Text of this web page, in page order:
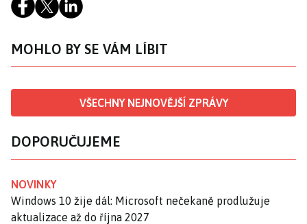
MOHLO BY SE VÁM LÍBIT
VŠECHNY NEJNOVĚJŠÍ ZPRÁVY
DOPORUČUJEME
NOVINKY
Windows 10 žije dál: Microsoft nečekaně prodlužuje
aktualizace až do října 2027